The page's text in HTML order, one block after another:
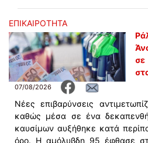
ΕΠΙΚΑΙΡΟΤΗΤΑ
σε
07/08/2026
Νέες επιβαρύνσεις
καθώς μέσα σε ένα
καυσίμων αυξήθηκε κατά
όρο. Η αμόλυβδη 95 έφθασε